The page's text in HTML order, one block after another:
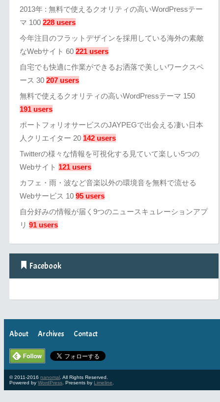
2013年 : 無料で使えるクオリティの高いWordPressテー
マ 100 228 users
今年注目のフラットデザインを採用している海外の素敵
なWebサイト 60 221 users
自宅でも快適に作業ができるお洒落で美しいワークスペ
ース 30 207 users
無料で使えるクオリティの高いWordPressテーマ 150
191 users
ポートフォリオサービスのJAYPEGで出会える凄い日本
人クリエイター 20 142 users
Twitterの様々な情報を可視化する見ていて楽しい5つの
Webサイト 121 users
カフェ・雨・波など音楽以外の環境音を無料で流せる
Webサービス 10 95 users
自分好みの情報が届く9つのニュースキュレーションアプ
リ 91 users
Facebook
About Archives Contact
© 2011-2016nanomal . All Rights Reserved.
Powered byWordPress. Presents by Limeline.